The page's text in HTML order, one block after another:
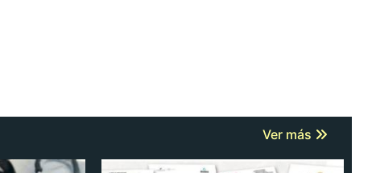
Ver más